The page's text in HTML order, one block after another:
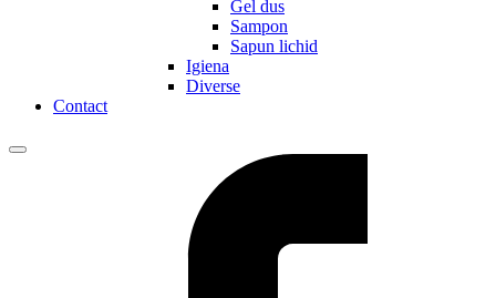
Gel dus
Sampon
Sapun lichid
Igiena
Diverse
Contact